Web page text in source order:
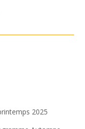
2025